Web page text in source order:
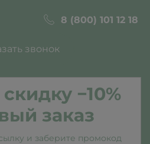
8 (800) 101 12 18
звонок
−10%
заказ
и заберите промокод